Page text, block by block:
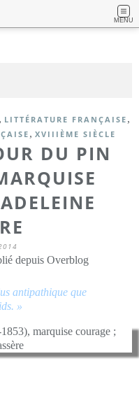
MENU
, LITTÉRATURE FRANÇAISE ,
, XVIIIÈME SIÈCLE
DU PIN
depuis Overblog
antipathique que
»